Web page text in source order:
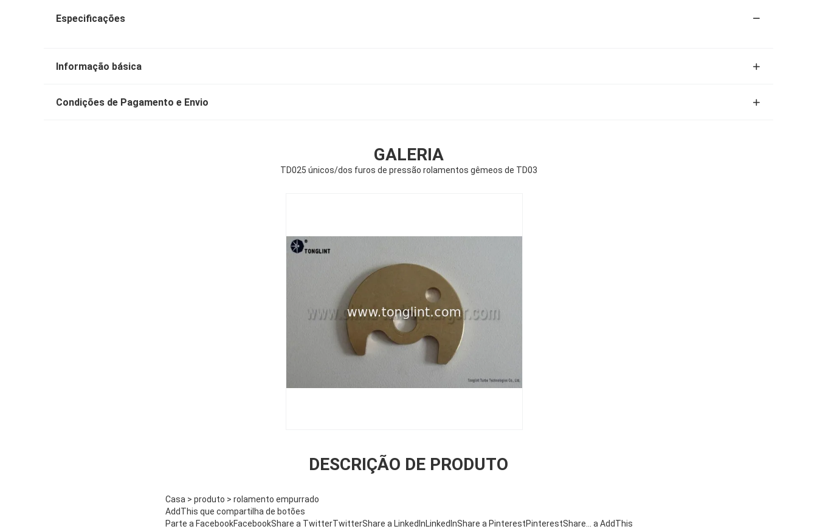
Especificações
Informação básica
Condições de Pagamento e Envio
GALERIA
TD025 únicos/dos furos de pressão rolamentos gêmeos de TD03
DESCRIÇÃO DE PRODUTO
Casa > produto > rolamento empurrado
AddThis que compartilha de botões
Parte a FacebookFacebookShare a TwitterTwitterShare a LinkedInLinkedInShare a PinterestPinterestShare…
a AddThis